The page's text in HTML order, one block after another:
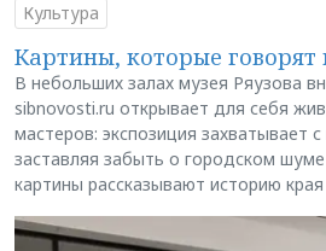
Культура
Картины, которые говорят
В небольших залах музея Ряузова
sibnovosti.ru открывает для себя
мастеров: экспозиция захватывает
заставляя забыть о городском
картины рассказывают историю